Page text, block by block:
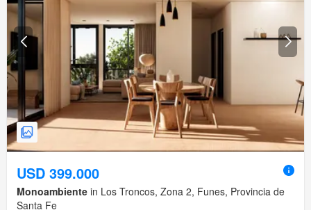
USD 399.000
Monoambiente in Los Troncos, Zona 2, Funes, Provincia de
Santa Fe